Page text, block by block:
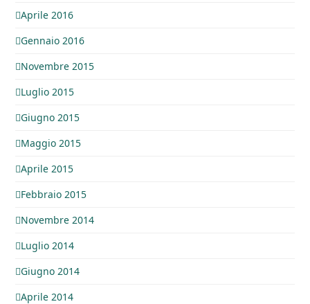
Aprile 2016
Gennaio 2016
Novembre 2015
Luglio 2015
Giugno 2015
Maggio 2015
Aprile 2015
Febbraio 2015
Novembre 2014
Luglio 2014
Giugno 2014
Aprile 2014